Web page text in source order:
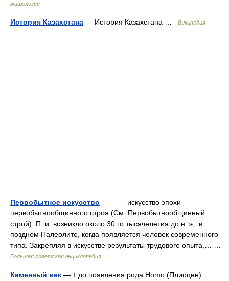
мифологии
История Казахстана — История Казахстана … Википедия
Первобытное искусство — искусство эпохи
первобытнообщинного строя (См. Первобытнообщинный
строй). П. и. возникло около 30 го тысячелетия до н. э., в
позднем Палеолите, когда появляется человек современного
типа. Закрепляя в искусстве результаты трудового опыта,… …
Большая советская энциклопедия
Каменный век — ↑ до появления рода Homo (Плиоцен)